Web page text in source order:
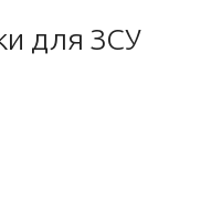
для ЗСУ